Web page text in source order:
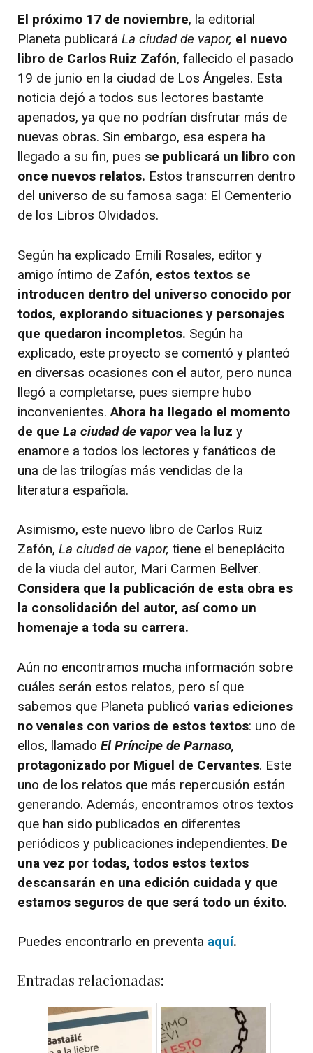
El próximo 17 de noviembre, la editorial
Planeta publicará La ciudad de vapor, el nuevo
libro de Carlos Ruiz Zafón, fallecido el pasado
19 de junio en la ciudad de Los Ángeles. Esta
noticia dejó a todos sus lectores bastante
apenados, ya que no podrían disfrutar más de
nuevas obras. Sin embargo, esa espera ha
llegado a su fin, pues se publicará un libro con
once nuevos relatos. Estos transcurren dentro
del universo de su famosa saga: El Cementerio
de los Libros Olvidados.
Según ha explicado Emili Rosales, editor y
amigo íntimo de Zafón, estos textos se
introducen dentro del universo conocido por
todos, explorando situaciones y personajes
que quedaron incompletos. Según ha
explicado, este proyecto se comentó y planteó
en diversas ocasiones con el autor, pero nunca
llegó a completarse, pues siempre hubo
inconvenientes.Ahora ha llegado el momento
de que La ciudad de vaporvea la luz y
enamore a todos los lectores y fanáticos de
una de las trilogías más vendidas de la
literatura española.
Asimismo, este nuevo libro de Carlos Ruiz
Zafón, La ciudad de vapor, tiene el beneplácito
de la viuda del autor, Mari Carmen Bellver.
Considera que la publicación de esta obra es
la consolidación del autor, así como un
homenaje a toda su carrera.
Aún no encontramos mucha información sobre
cuáles serán estos relatos, pero sí que
sabemos que Planeta publicó varias ediciones
no venales con varios de estos textos: uno de
ellos, llamado El Príncipe de Parnaso,
protagonizado por Miguel de Cervantes. Este
uno de los relatos que más repercusión están
generando. Además, encontramos otros textos
que han sido publicados en diferentes
periódicos y publicaciones independientes. De
una vez por todas, todos estos textos
descansarán en una edición cuidada y que
estamos seguros de que será todo un éxito.
Puedes encontrarlo en preventa aquí.
Entradas relacionadas: